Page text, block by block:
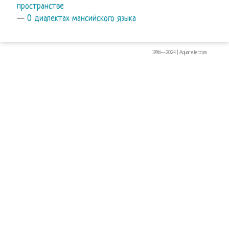
пространстве
—О диалектах мансийского языка
1998—2024 | Aquareller.com